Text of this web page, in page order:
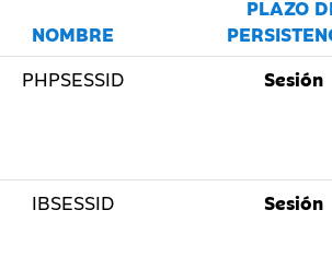
NOMBRE
PLAZO
PHPSESSID Sesión
IBSESSID
Sesión